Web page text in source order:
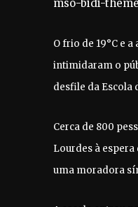
mso-bidi-
O frio de 19°C e
intimidaram o
desfile da Escola
Cerca de 800
Lourdes à
uma moradora